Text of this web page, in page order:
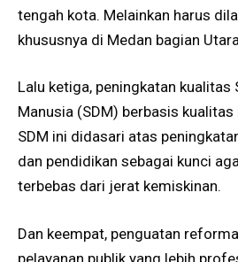
tengah kota. Melainkan harus
khususnya di Medan bagian
Lalu ketiga, peningkatan kualitas
Manusia (SDM) berbasis
SDM ini didasari atas
dan pendidikan sebagai kunci
terbebas dari jerat kemiskinan.
Dan keempat, penguatan
pelayanan publik yang lebih